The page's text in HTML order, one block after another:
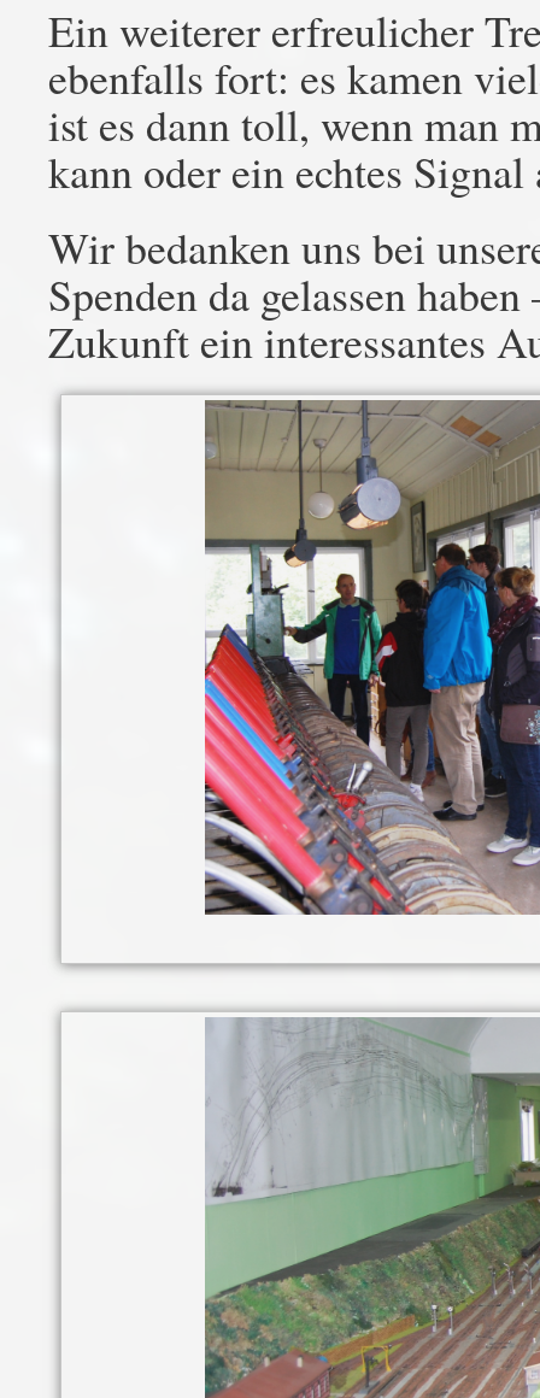
Ein weiterer erfreulicher
ebenfalls fort: es kamen
ist es dann toll, wenn man
kann oder ein echtes
Wir bedanken uns bei
Spenden da gelassen
Zukunft ein interessantes